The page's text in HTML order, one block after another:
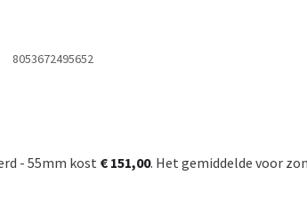
8053672495652
- 55mm kost € 151,00. Het gemiddelde voor